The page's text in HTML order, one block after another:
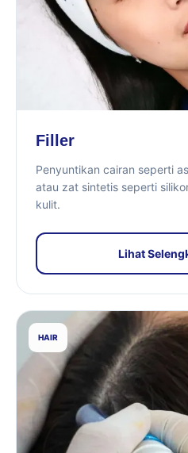
Filler
Penyuntikan cairan seperti
atau zat sintetis seperti
kulit.
Lihat
HAIR